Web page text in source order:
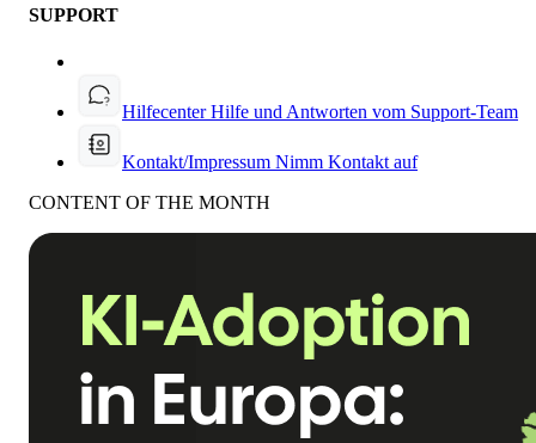
SUPPORT
HilfecenterHilfe und Antworten vom Support-Team
Kontakt/Impressum Nimm Kontakt auf
CONTENT OF THE MONTH